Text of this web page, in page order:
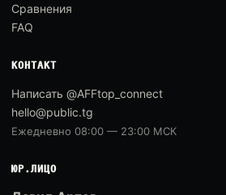
Сравнения
FAQ
КОНТАКТ
Написать @AFFtop_connect
hello@public.tg
Ежедневно 08:00 — 23:00 МСК
ЮР.ЛИЦО